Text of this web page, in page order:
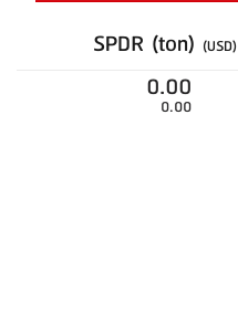
SPDR (ton) (USD)
0.00
0.00